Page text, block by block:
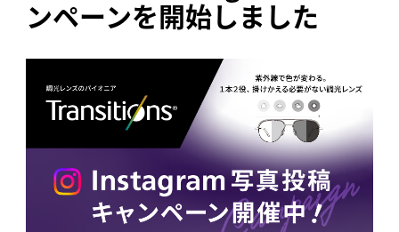
採用に関する情報
お問い合わせ Contact
販売店様用ログイン
ンペーンを開始しました